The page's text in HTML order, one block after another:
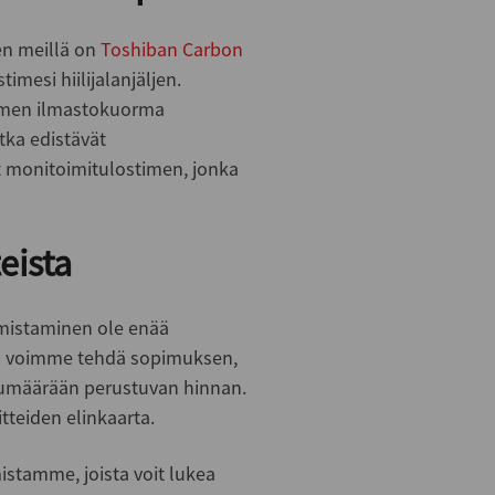
meillä on Toshiban Carbon
hiilijalanjäljen.
ilmastokuorma
edistävät
monitoimitulostimen, jonka
ole enää
tehdä sopimuksen,
perustuvan hinnan.
elinkaarta.
joista voit lukea